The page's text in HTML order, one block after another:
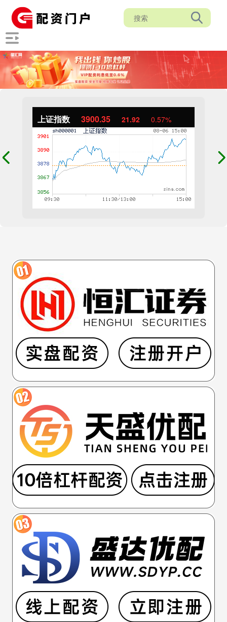
上证指数 3900.35 21.92 0.57%